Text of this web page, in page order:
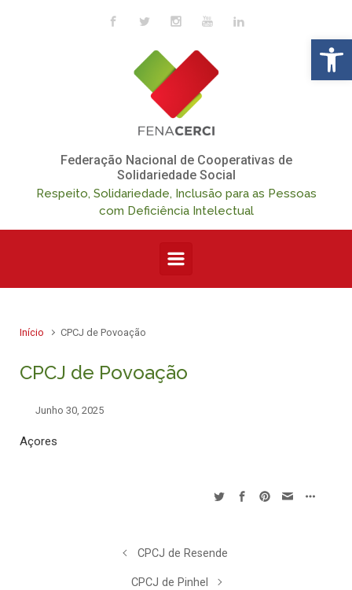
Skip to main content
Federação Nacional de Cooperativas de
Solidariedade Social
Respeito, Solidariedade, Inclusão para as Pessoas
com Deficiência Intelectual
Início CPCJ de Povoação
CPCJ de Povoação
Junho 30, 2025
Açores
CPCJ de Resende
CPCJ de Pinhel